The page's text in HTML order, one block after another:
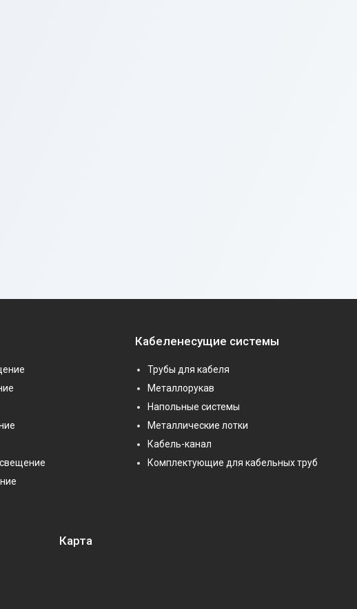
Кабеленесущие системы
Трубы для кабеля
Металлорукав
Напольные системы
Металлические лотки
Кабель-канал
Комплектующие для кабельных труб
Карта